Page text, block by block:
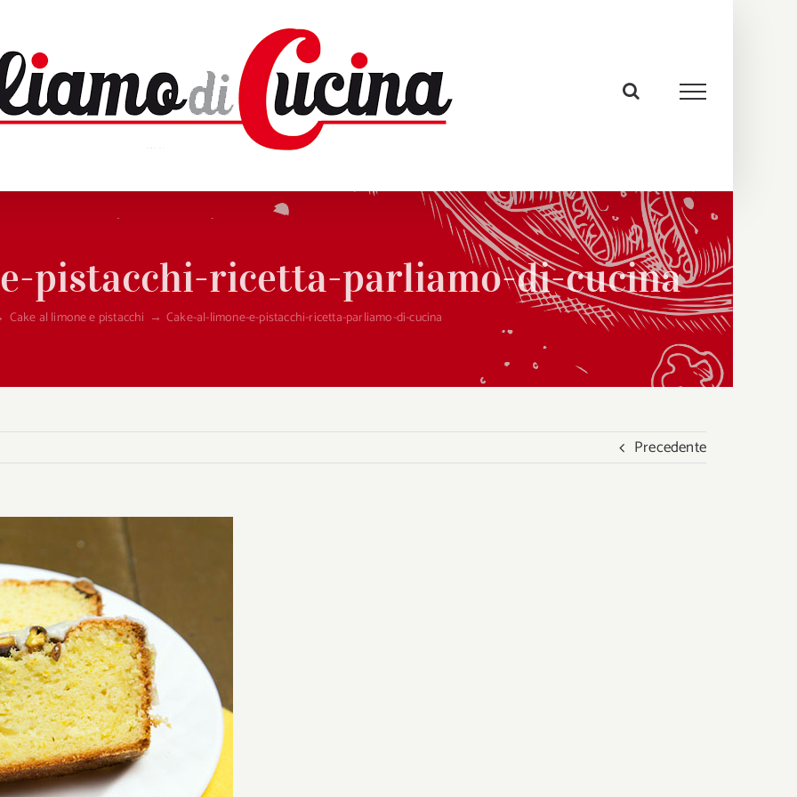
pistacchi-ricetta-parliamo-di-cucina
Cake al limone e pistacchi → Cake-al-limone-e-pistacchi-ricetta-parliamo-di-cucina
Precedente